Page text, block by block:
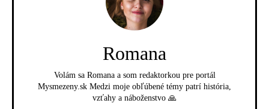
Romana
Volám sa Romana a som redaktorkou pre portál
Mysmezeny.sk Medzi moje obľúbené témy patrí história,
vzťahy a náboženstvo 🙏